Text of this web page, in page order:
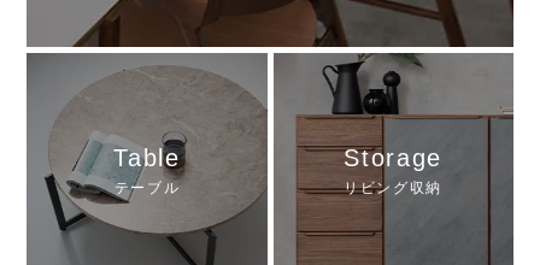
Table
テーブル
Storage
リビング収納